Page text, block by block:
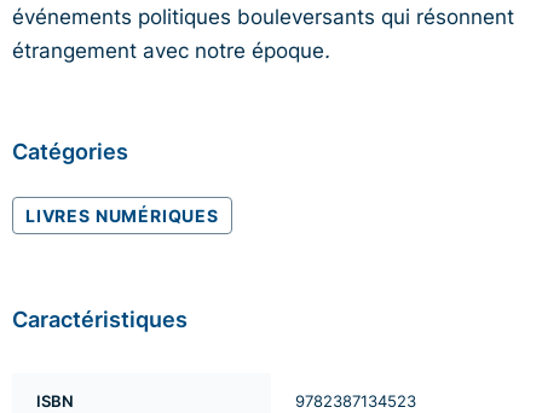
événements politiques bouleversants qui résonnent
étrangement avec notre époque.
Catégories
LIVRES NUMÉRIQUES
Caractéristiques
ISBN 9782387134523